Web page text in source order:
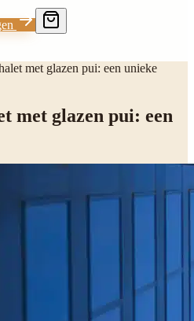
met glazen pui: een unieke
met glazen pui: een